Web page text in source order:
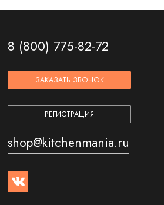
8 (800) 775-82-72
ЗАКАЗАТЬ ЗВОНОК
РЕГИСТРАЦИЯ
shop@kitchenmania.ru